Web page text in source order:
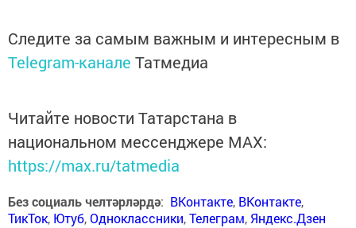
Следите за самым важным и интересным в
Telegram-канале Татмедиа
Читайте новости Татарстана в
национальном мессенджере MАХ:
https://max.ru/tatmedia
Без социаль челтәрләрдә: ВКонтакте, ВКонтакте,
ТикТок, Ютуб,Одноклассники,Телеграм, Яндекс.Дзен